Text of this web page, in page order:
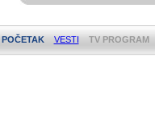
POČETAK VESTI TV PROGRAM